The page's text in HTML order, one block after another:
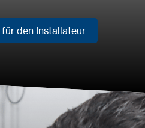
den Installateur